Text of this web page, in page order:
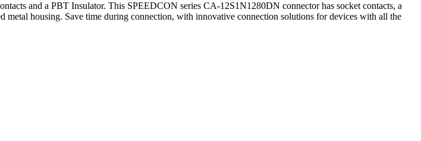
and a PBT Insulator. This SPEEDCON series CA-12S1N1280DN connector has socket contacts, a
housing. Save time during connection, with innovative connection solutions for devices with all the